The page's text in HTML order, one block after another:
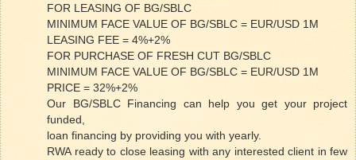
FOR LEASING OF BG/SBLC
MINIMUM FACE VALUE OF BG/SBLC = EUR/USD 1M
LEASING FEE = 4%+2%
FOR PURCHASE OF FRESH CUT BG/SBLC
MINIMUM FACE VALUE OF BG/SBLC = EUR/USD 1M
PRICE = 32%+2%
Our BG/SBLC Financing can help you get your project
funded,
loan financing by providing you with yearly.
RWA ready to close leasing with any interested client in few